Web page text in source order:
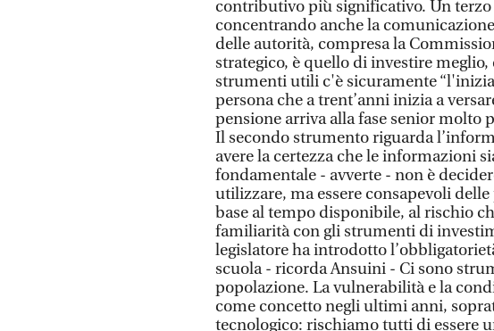
contributivo più significativo. Un terzo
concentrando anche la
delle autorità, compresa la
strategico, è quello di investire meglio,
strumenti utili c'è sicuramente
persona che a trent’anni inizia a
pensione arriva alla fase senior molto
Il secondo strumento riguarda
avere la certezza che le informazioni
fondamentale - avverte - non è
utilizzare, ma essere consapevoli
base al tempo disponibile, al rischio
familiarità con gli strumenti di
legislatore ha introdotto
scuola - ricorda Ansuini - Ci sono
popolazione. La vulnerabilità e la
come concetto negli ultimi anni,
tecnologico: rischiamo tutti di essere